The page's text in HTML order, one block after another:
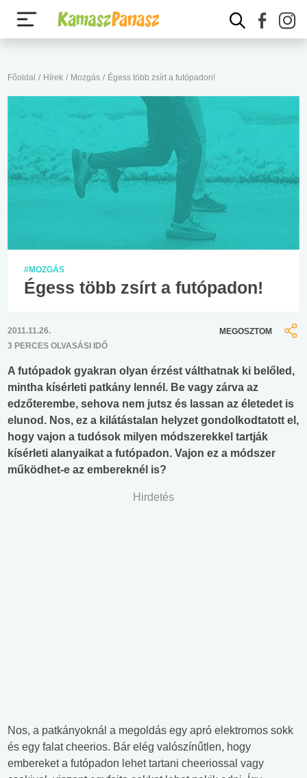
Főoldal / Hírek / Mozgás / Égess több zsírt a futópadon!
#MOZGÁS
Égess több zsírt a futópadon!
2011.11.26.
3 PERCES OLVASÁSI IDŐ
MEGOSZTOM
A futópadok gyakran olyan érzést válthatnak ki belőled,
mintha kísérleti patkány lennél. Be vagy zárva az
edzőterembe, sehova nem jutsz és lassan az életedet is
elunod. Nos, ez a kilátástalan helyzet gondolkodtatott el,
hogy vajon a tudósok milyen módszerekkel tartják
kísérleti alanyaikat a futópadon. Vajon ez a módszer
működhet-e az embereknél is?
Hirdetés
Nos, a patkányoknál a megoldás egy apró elektromos sokk
és egy falat cheerios. Bár elég valószínűtlen, hogy
embereket a futópadon lehet tartani cheeriossal vagy